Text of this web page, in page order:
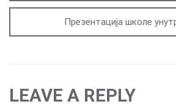
Презентација школе
LEAVE A REPLY